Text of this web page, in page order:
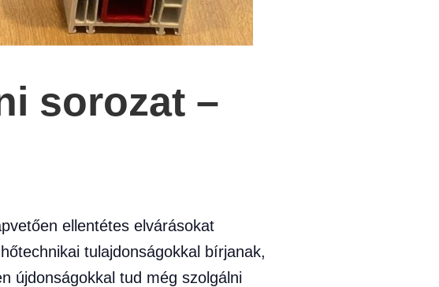
sorozat –
ellentétes elvárásokat
tulajdonságokkal bírjanak,
újdonságokkal tud még szolgálni